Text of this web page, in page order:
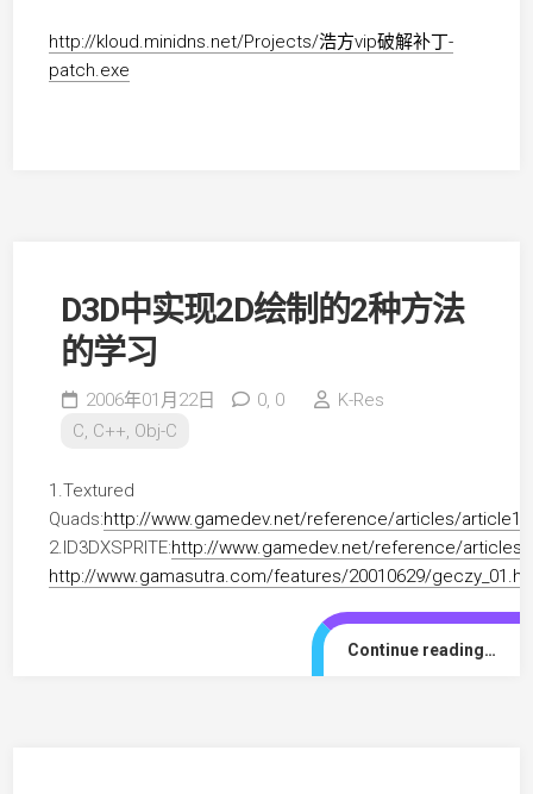
http://kloud.minidns.net/Projects/浩方vip破解补丁-
patch.exe
D3D中实现2D绘制的2种方法
的学习
2006年01月22日 0, 0
K-Res
C, C++, Obj-C
1.Textured
Quads:http://www.gamedev.net/reference/articles/
2.ID3DXSPRITE:http://www.gamedev.net/reference/articles/
http://www.gamasutra.com/features/20010629/
Continue reading…